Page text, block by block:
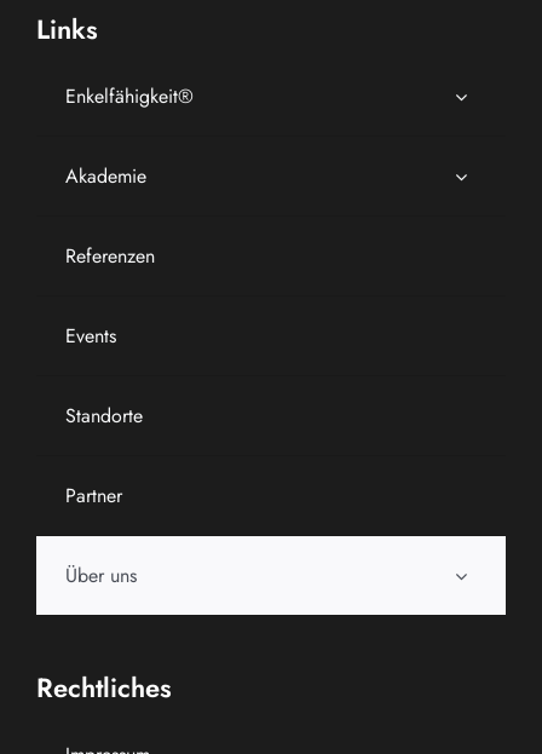
Links
Enkelfähigkeit®
Akademie
Referenzen
Events
Standorte
Partner
Über uns
Rechtliches